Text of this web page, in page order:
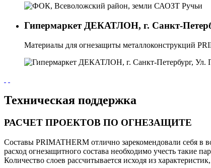
Гипермаркет ДЕКАТЛОН, г. Санкт-
Материалы для огнезащиты металлоконструкций
Техническая поддержка
РАСЧЕТ ПРОЕКТОВ ПО ОГНЕЗАЩИТЕ
Составы PRIMATHERM отлично зарекомендовали себя в
расход огнезащитного состава необходимо учесть такие
Количество слоев рассчитывается исходя из